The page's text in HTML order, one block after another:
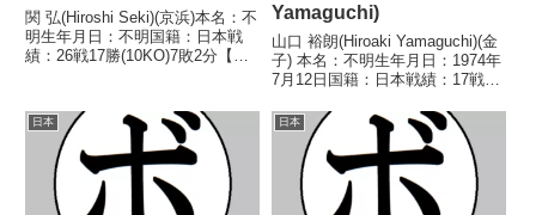
関 弘(Hiroshi Seki)(京浜)本名：不
明生年月日：不明国籍：日本戦
績：26戦17勝(10KO)7敗2分【獲
郎(所属ジム不明)1946/09/08
○1RKO 平...
Yamaguchi)
山口 裕朗(Hiroaki Yamaguchi)(金
子) 本名：不明生年月日：1974年
7月12日国籍：日本戦績：17戦10
し 【戦歴】1993/10/18
○1RKO 中野 貴史(赤
坂)1994/01/...
日本 日本